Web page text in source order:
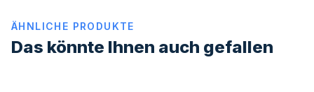
ÄHNLICHE PRODUKTE
Das könnte Ihnen auch gefallen